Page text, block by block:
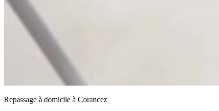
Repassage à domicile à Corancez